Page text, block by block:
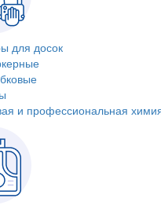
для досок
и профессиональная